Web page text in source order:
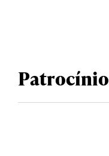
Patrocínio